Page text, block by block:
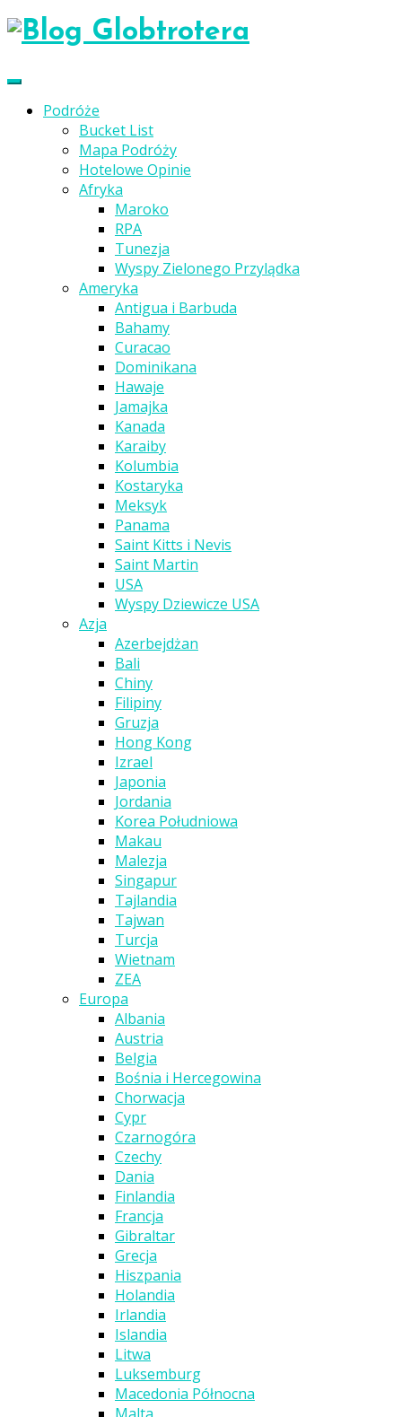
Podróże
Bucket List
Mapa Podróży
Hotelowe Opinie
Afryka
Maroko
RPA
Tunezja
Wyspy Zielonego Przylądka
Ameryka
Antigua i Barbuda
Bahamy
Curacao
Dominikana
Hawaje
Jamajka
Kanada
Karaiby
Kolumbia
Kostaryka
Meksyk
Panama
Saint Kitts i Nevis
Saint Martin
USA
Wyspy Dziewicze USA
Azja
Azerbejdżan
Bali
Chiny
Filipiny
Gruzja
Hong Kong
Izrael
Japonia
Jordania
Korea Południowa
Makau
Malezja
Singapur
Tajlandia
Tajwan
Turcja
Wietnam
ZEA
Europa
Albania
Austria
Belgia
Bośnia i Hercegowina
Chorwacja
Cypr
Czarnogóra
Czechy
Dania
Finlandia
Francja
Gibraltar
Grecja
Hiszpania
Holandia
Irlandia
Islandia
Litwa
Luksemburg
Macedonia Północna